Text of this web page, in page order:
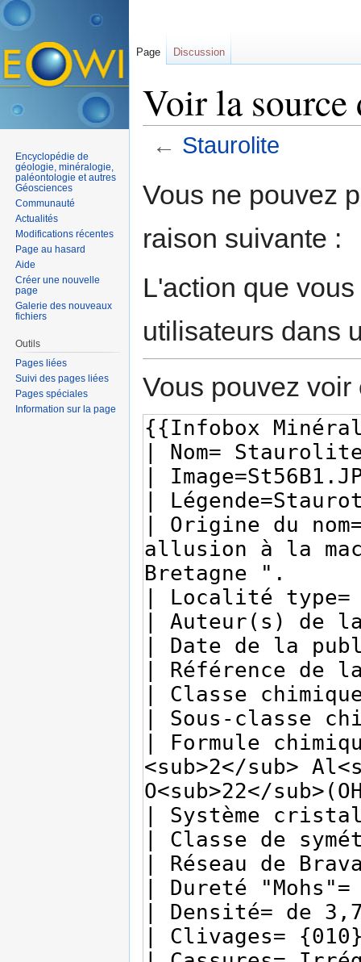
Voir la source
← Staurolite
Vous ne pouvez
raison suivante :
L'action que
utilisateurs dans
Vous pouvez
Page Discussion
Encyclopédie de
géologie, minéralogie,
paléontologie et autres
Géosciences
Communauté
Actualités
Modifications récentes
Page au hasard
Aide
Créer une nouvelle
page
Galerie des nouveaux
fichiers
Outils
Pages liées
Suivi des pages liées
Pages spéciales
Information sur la page